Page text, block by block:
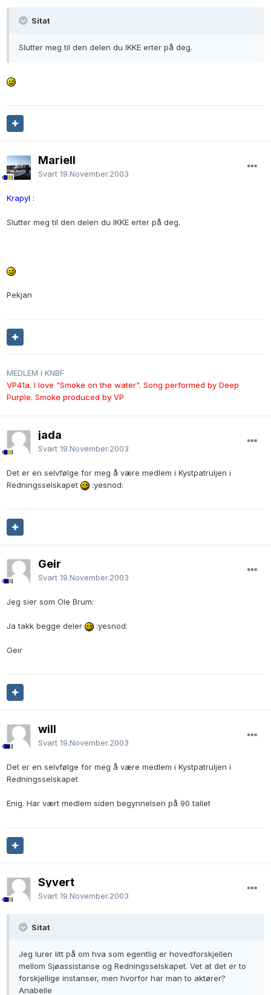
Sitat
Slutter meg til den delen du IKKE erter på deg.
Mariell
Svart 19.November.2003
Krapyl :
Slutter meg til den delen du IKKE erter på deg.
Pekjan
MEDLEM I KNBF
VP41a. I love "Smoke on the water". Song performed by Deep
Purple. Smoke produced by VP
jada
Svart 19.November.2003
Det er en selvfølge for meg å være medlem i Kystpatruljen i
Redningsselskapet
:yesnod:
Geir
Svart 19.November.2003
Jeg sier som Ole Brum:
Ja takk begge deler :yesnod:
Geir
will
Svart 19.November.2003
Det er en selvfølge for meg å være medlem i Kystpatruljen i
Redningsselskapet
Enig. Har vært medlem siden begynnelsen på 90 tallet
Syvert
Svart 19.November.2003
Sitat
Jeg lurer litt på om hva som egentlig er hovedforskjellen
mellom Sjøassistanse og Redningsselskapet. Vet at det er to
forskjellige instanser, men hvorfor har man to aktører?
Anabelle